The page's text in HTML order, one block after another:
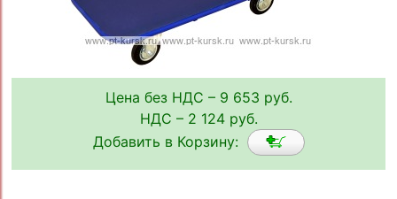
Цена без НДС – 9 653 руб.
НДС – 2 124 руб.
Добавить в Корзину: